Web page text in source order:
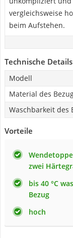
vergleichsweise
beim Aufstehen.
Technische Details
Modell
Material des
Waschbarkeit des
Vorteile
zwei
bis 40 °C
Bezug
hoch